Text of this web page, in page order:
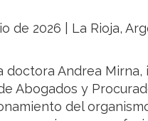
de 2026 | La Rioja,
doctora Andrea
Abogados y
del